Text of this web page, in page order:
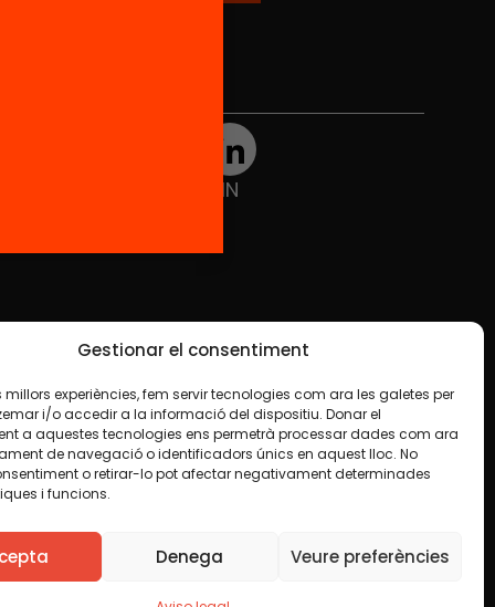
Gestionar el consentiment
millors experiències, fem servir tecnologies com ara les galetes per
i/o accedir a la informació del dispositiu. Donar el
a aquestes tecnologies ens permetrà processar dades com ara
de navegació o identificadors únics en aquest lloc. No
o retirar-lo pot afectar negativament determinades
i funcions.
Denega Veure preferències
IN
en algún material indiquemos lo contrario. Le
finalidad, incluida la comercial. Sólo le